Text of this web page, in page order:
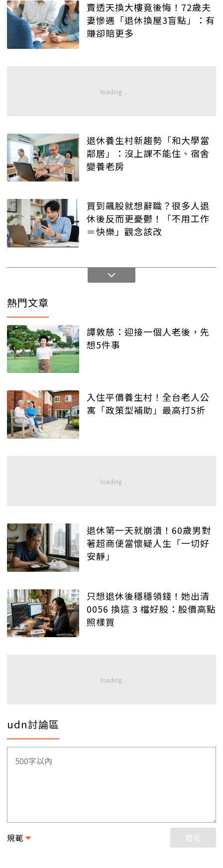
賣透天換大樓竟後悔！72歲夫
妻慘遇「退休換屋3盲點」：有
賺卻賠更多
退休養生村新趨勢「和大學當
鄰居」：沒上課不能住、宿舍
變養老房
買到飆股就想辭職？很多人退
休後反而更憂鬱！「不用工作
＝快樂」觀念該改
熱門文章
譚敦慈：迎接一個人老後，先
想5件事
入住平價養生村！全台老人公
寓「政策型補助」最高打5折
退休第一天就崩潰！60歲男對
著超商便當懷疑人生「一切好
安靜」
只想退休後穩穩領錢！她出清
0056 換這 3 檔好股：股價高點
照樣買
udn討論區
規範 發布